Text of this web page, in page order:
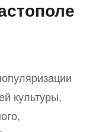
культуры,